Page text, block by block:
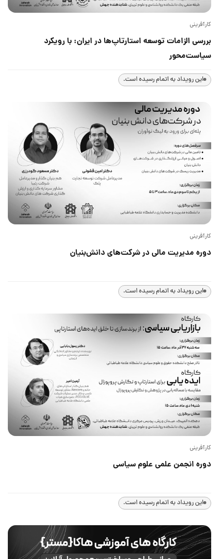
کارآفرینی
بررسی الزامات توسعه استارتاپ‌ها در ایران: با رویکرد
سیاست‌محور
این رویداد به اتمام رسیده است.
کارآفرینی
دوره مدیریت مالی در شرکت‌های دانش‌بنیان
این رویداد به اتمام رسیده است.
کارآفرینی
دوره انجمن علمی علوم سیاسی
این رویداد به اتمام رسیده است.